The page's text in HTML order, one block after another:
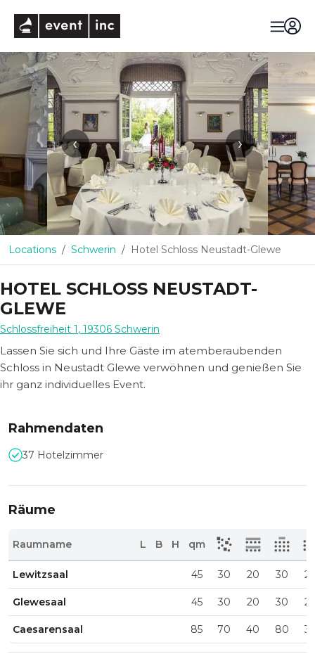
‹ ›
Locations Schwerin Hotel Schloss Neustadt-Glewe
HOTEL SCHLOSS NEUSTADT-
GLEWE
Schlossfreiheit 1, 19306 Schwerin
Lassen Sie sich und Ihre Gäste im atemberaubenden
Schloss in Neustadt Glewe verwöhnen und genießen Sie
ihr ganz individuelles Event.
Rahmendaten
37 Hotelzimmer
Räume
Raumname L B H qm
Lewitzsaal 45 30 20 30
Glewesaal 45 30 20 30
Caesarensaal 85 70 40 80